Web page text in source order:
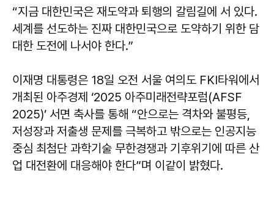
“지금 대한민국은 재도약과 퇴행의 갈림길에 서 있다.
세계를 선도하는 진짜 대한민국으로 도약하기 위한 담
대한 도전에 나서야 한다.”
이재명 대통령은 18일 오전 서울 여의도 FKI타워에서
개최된 아주경제 ‘2025 아주미래전략포럼(AFSF
2025)’ 서면 축사를 통해 “안으로는 격차와 불평등,
저성장과 저출생 문제를 극복하고 밖으로는 인공지능
중심 최첨단 과학기술 무한경쟁과 기후위기에 따른 산
업 대전환에 대응해야 한다”며 이같이 밝혔다.